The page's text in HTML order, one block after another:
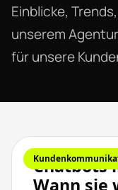
Einblicke,
unserem
für unsere
Chatbots
Wann sie